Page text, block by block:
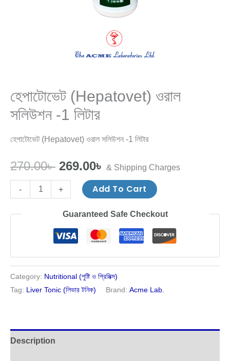
হেপাটোভেট (Hepatovet) ওরাল
সলিউশন -1 লিটার
হেপাটোভেট (Hepatovet) ওরাল সলিউশন -1 লিটার
270.00৳ 269.00৳ & Shipping Charges
- + Add To Cart
Guaranteed Safe Checkout
Category: Nutritional (পুষ্টি ও প্রিমিক্স)
Tag: Liver Tonic (লিভার টনিক) Brand: Acme Lab.
Description